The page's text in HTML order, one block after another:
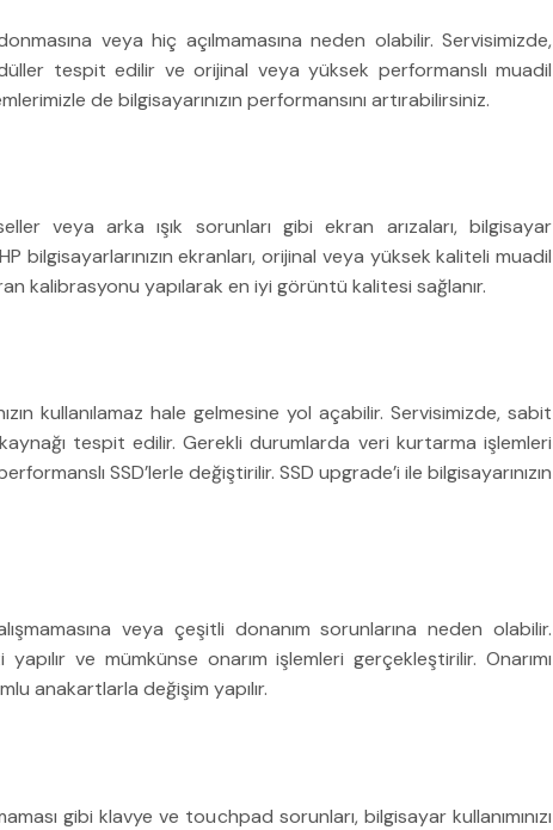
veya hiç açılmamasına neden olabilir. Servisimizde,
tespit edilir ve orijinal veya yüksek performanslı muadil
de bilgisayarınızın performansını artırabilirsiniz.
veya arka ışık sorunları gibi ekran arızaları, bilgisayar
bilgisayarlarınızın ekranları, orijinal veya yüksek kaliteli muadil
kalibrasyonu yapılarak en iyi görüntü kalitesi sağlanır.
kullanılamaz hale gelmesine yol açabilir. Servisimizde, sabit
tespit edilir. Gerekli durumlarda veri kurtarma işlemleri
SSD’lerle değiştirilir. SSD upgrade’i ile bilgisayarınızın
veya çeşitli donanım sorunlarına neden olabilir.
ve mümkünse onarım işlemleri gerçekleştirilir. Onarımı
anakartlarla değişim yapılır.
gibi klavye ve touchpad sorunları, bilgisayar kullanımınızı